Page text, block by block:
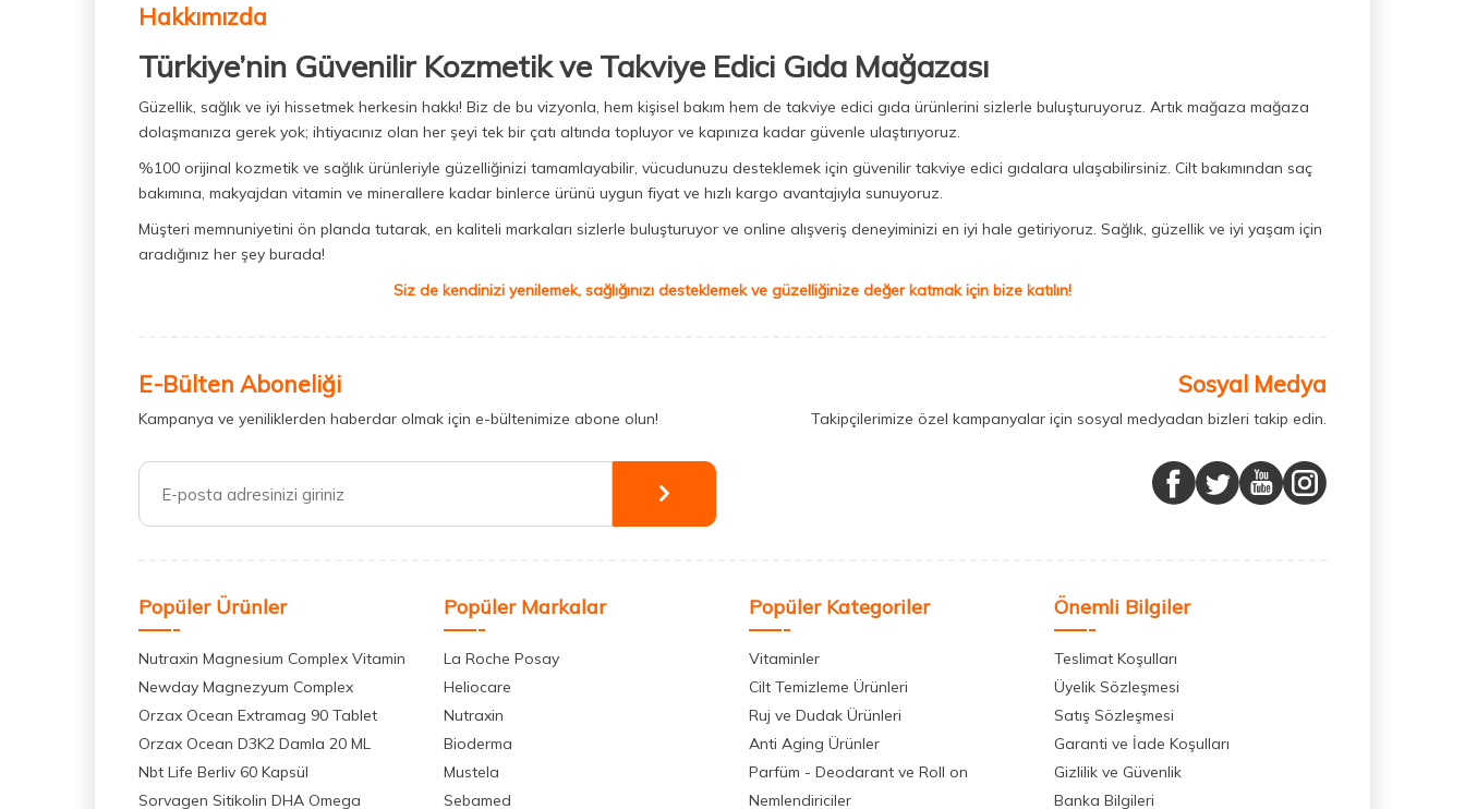
Hakkımızda
Türkiye’nin Güvenilir Kozmetik ve Takviye Edici Gıda Mağazası
Güzellik, sağlık ve iyi hissetmek herkesin hakkı! Biz de bu vizyonla, hem kişisel bakım hem de takviye edici gıda ürünlerini sizlerle buluşturuyoruz. Artık mağaza mağaza
dolaşmanıza gerek yok; ihtiyacınız olan her şeyi tek bir çatı altında topluyor ve kapınıza kadar güvenle ulaştırıyoruz.
%100 orijinal kozmetik ve sağlık ürünleriyle güzelliğinizi tamamlayabilir, vücudunuzu desteklemek için güvenilir takviye edici gıdalara ulaşabilirsiniz. Cilt bakımından saç
bakımına, makyajdan vitamin ve minerallere kadar binlerce ürünü uygun fiyat ve hızlı kargo avantajıyla sunuyoruz.
Müşteri memnuniyetini ön planda tutarak, en kaliteli markaları sizlerle buluşturuyor ve online alışveriş deneyiminizi en iyi hale getiriyoruz. Sağlık, güzellik ve iyi yaşam için
aradığınız her şey burada!
Siz de kendinizi yenilemek, sağlığınızı desteklemek ve güzelliğinize değer katmak için bize katılın!
E-Bülten Aboneliği
Kampanya ve yeniliklerden haberdar olmak için e-bültenimize abone olun!
Sosyal Medya
Takipçilerimize özel kampanyalar için sosyal medyadan bizleri takip edin.
Popüler Ürünler
Nutraxin Magnesium Complex Vitamin
Newday Magnezyum Complex
Orzax Ocean Extramag 90 Tablet
Orzax Ocean D3K2 Damla 20 ML
Nbt Life Berliv 60 Kapsül
Sorvagen Sitikolin DHA Omega
Popüler Markalar
La Roche Posay
Heliocare
Nutraxin
Bioderma
Mustela
Sebamed
Popüler Kategoriler
Vitaminler
Cilt Temizleme Ürünleri
Ruj ve Dudak Ürünleri
Anti Aging Ürünler
Parfüm - Deodarant ve Roll on
Nemlendiriciler
Önemli Bilgiler
Teslimat Koşulları
Üyelik Sözleşmesi
Satış Sözleşmesi
Garanti ve İade Koşulları
Gizlilik ve Güvenlik
Banka Bilgileri